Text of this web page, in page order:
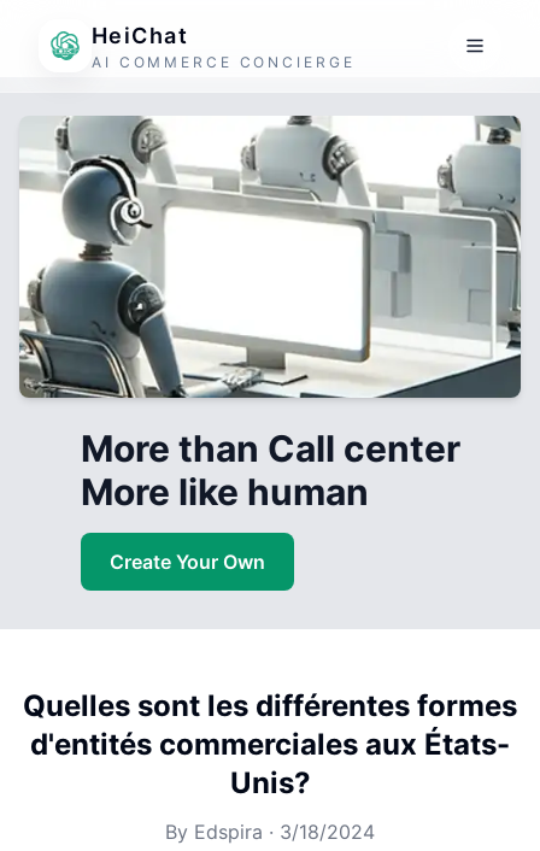
HeiChat
AI COMMERCE CONCIERGE
More than Call center
More like human
Create Your Own
Quelles sont les différentes formes
d'entités commerciales aux États-
Unis?
By Edspira · 3/18/2024